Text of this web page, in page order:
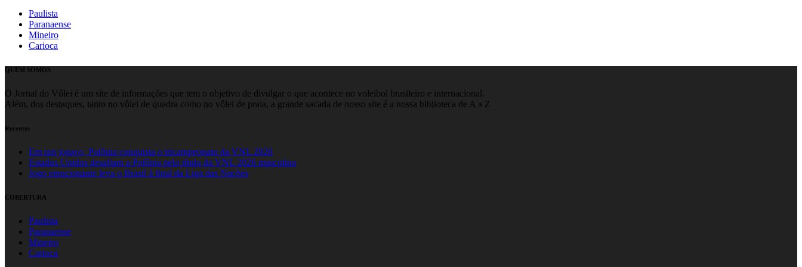
Paulista
Paranaense
Mineiro
Carioca
QUEM SOMOS
O Jornal do Vôlei é um site de informações que tem o objetivo de divulgar o que acontece no voleibol brasileiro e internacional.
Além, dos destaques, tanto no vôlei de quadra como no vôlei de praia, a grande sacada de nosso site é a nossa biblioteca de A a Z
Recentes
Em um jogaço, Polônia conquista o tricampeonato da VNL 2026
Estados Unidos desafiam a Polônia pelo título da VNL 2026 masculina
Jogo emocionante leva o Brasil à final da Liga das Nações
COBERTURA
Paulista
Paranaense
Mineiro
Carioca